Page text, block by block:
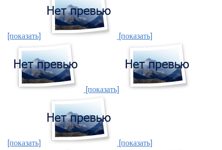
[показать] [показать]
[показать]
[показать] [показать]